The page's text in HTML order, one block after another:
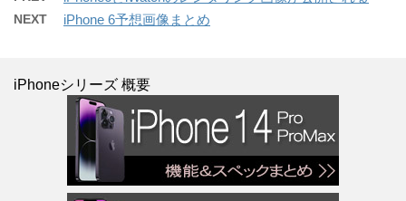
NEXT iPhone 6予想画像まとめ
iPhoneシリーズ 概要